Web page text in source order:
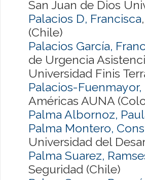
San Juan de Dios
Palacios D, Francisca
(Chile)
Palacios García,
de Urgencia
Universidad Finis
Palacios-Fuenmayor,
Américas AUNA
Palma Albornoz,
Palma Montero,
Universidad del
Palma Suarez,
Seguridad (Chile)